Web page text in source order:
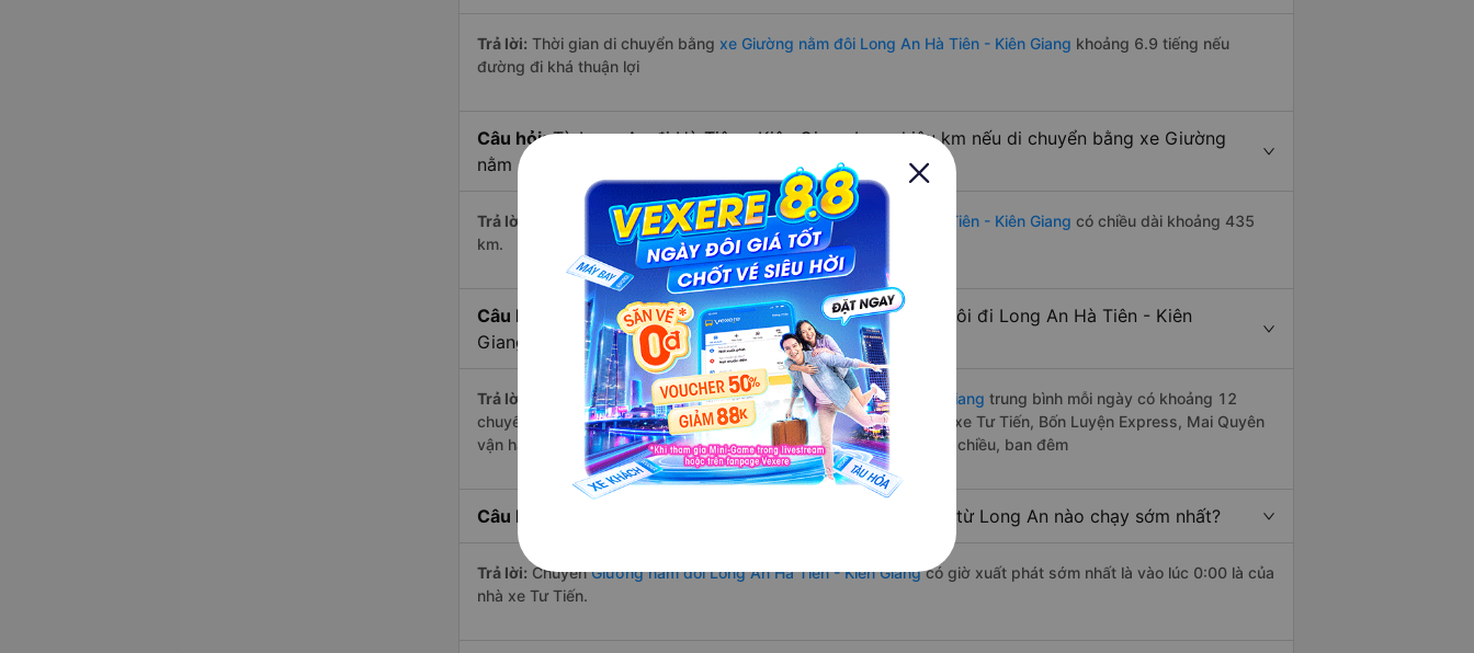
Trả lời: Thời gian di chuyển bằng xe Giường nằm đôi Long An Hà Tiên - Kiên Giang khoảng 6.9 tiếng nếu
đường đi khá thuận lợi
Câu hỏi:Từ Long An đi Hà Tiên - Kiên Giang bao nhiêu km nếu di chuyển bằng xe Giường
nằm đôi?
Trả lời: Đường di chuyển bằngxe Giường nằm đôi đi Long An Hà Tiên - Kiên Giang có chiều dài khoảng 435
km.
Câu hỏi:
Mỗi ngày có bao nhiêu chuyến xe Giường nằm đôi đi Long An Hà Tiên - Kiên
Giang?
Trả lời: Tuyến đườngxe Giường nằm đôi Long An Hà Tiên - Kiên Giang trung bình mỗi ngày có khoảng 12
chuyến trên
Vexere.combắt đầu từ 0:00 đến 23:45 bởi 3 nhà xe: xe Tư Tiến, Bốn Luyện Express, Mai Quyên
vận hành. Các giờ xe chạy có đầy đủ cả ban ngày, buổi trưa, buổi chiều, ban đêm
Câu hỏi: Nhà xe Giường nằm đôi đi Hà Tiên - Kiên Giang từ Long An nào chạy sớm nhất?
Trả lời: ChuyếnGiường nằm đôi Long An Hà Tiên - Kiên Giangcó giờ xuất phát sớm nhất là vào lúc 0:00 là của
nhà xe Tư Tiến.